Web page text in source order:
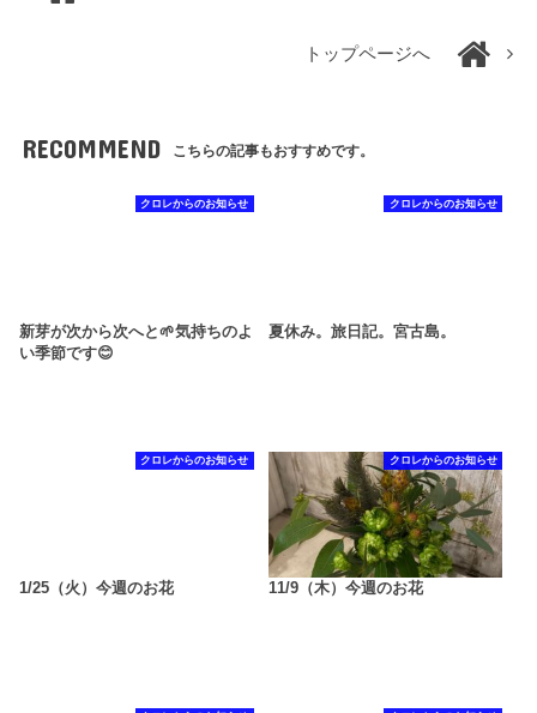
トップページへ
RECOMMEND こちらの記事もおすすめです。
クロレからのお知らせ
新芽が次から次へと🌱気持ちのよ
い季節です😊
クロレからのお知らせ
夏休み。旅日記。宮古島。
クロレからのお知らせ
1/25（火）今週のお花
クロレからのお知らせ
11/9（木）今週のお花